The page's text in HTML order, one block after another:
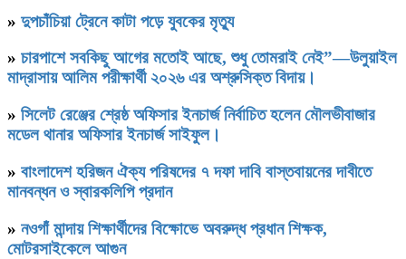
» দুপচাঁচিয়া ট্রেনে কাটা পড়ে যুবকের মৃত্যু
» চারপাশে সবকিছু আগের মতোই আছে, শুধু তোমরাই নেই”—উলুয়াইল
মাদ্রাসায় আলিম পরীক্ষার্থী ২০২৬ এর অশ্রুসিক্ত বিদায়।
» সিলেট রেঞ্জের শ্রেষ্ঠ অফিসার ইনচার্জ নির্বাচিত হলেন মৌলভীবাজার
মডেল থানার অফিসার ইনচার্জ সাইফুল।
» বাংলাদেশ হরিজন ঐক্য পরিষদের ৭ দফা দাবি বাস্তবায়নের দাবীতে
মানবন্ধন ও স্বারকলিপি প্রদান
» নওগাঁ মান্দায় শিক্ষার্থীদের বিক্ষোভে অবরুদ্ধ প্রধান শিক্ষক,
মোটরসাইকেলে আগুন